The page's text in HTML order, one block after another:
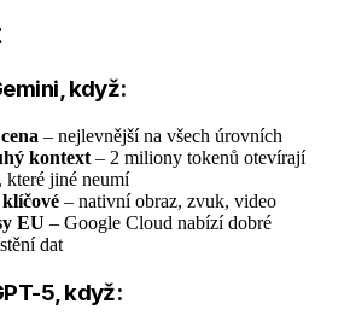
když:
– nejlevnější na všech úrovních
kontext – 2 miliony tokenů otevírají
které jiné neumí
– nativní obraz, zvuk, video
EU – Google Cloud nabízí dobré
dat
5, když: